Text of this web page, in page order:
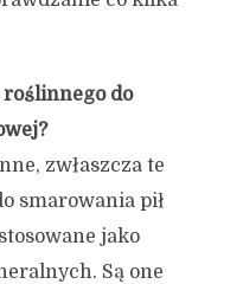
roślinnego do
zwłaszcza te
smarowania pił
jako
Są one